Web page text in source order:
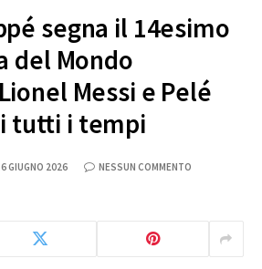
segna il 14esimo
del Mondo
Messi e Pelé
tutti i tempi
GIUGNO 2026 NESSUN COMMENTO